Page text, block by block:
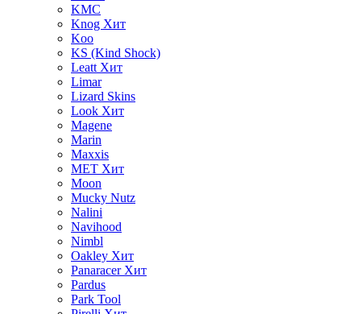
KMC
Knog Хит
Koo
KS (Kind Shock)
Leatt Хит
Limar
Lizard Skins
Look Хит
Magene
Marin
Maxxis
MET Хит
Moon
Mucky Nutz
Nalini
Navihood
Nimbl
Oakley Хит
Panaracer Хит
Pardus
Park Tool